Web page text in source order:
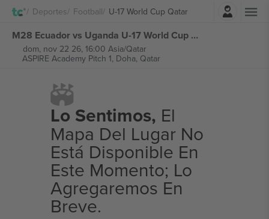
Deportes Football U-17 World Cup Qatar
Iniciar sesión
M28 Ecuador vs Uganda U-17 World Cup Qatar entradas
dom, nov 22 26, 16:00 Asia/Qatar
ASPIRE Academy Pitch 1, Doha, Qatar
Lo Sentimos, El
Mapa Del Lugar No
Está Disponible En
Este Momento; Lo
Agregaremos En
Breve.